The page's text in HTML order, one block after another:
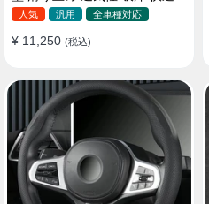
耐久性 四季汎用 35~40CM
人気 汎用 全車種対応
¥ 11,250 (税込)